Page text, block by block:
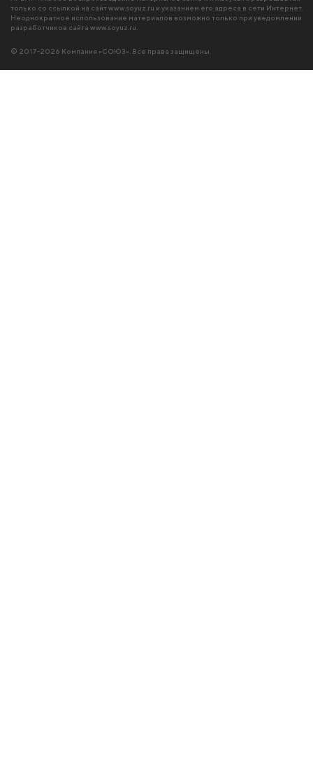
только со ссылкой на сайтwww.soyuz.ru и указанием его адреса в сети Интернет.
Неоднократное использование материалов возможно только при уведомлении
разработчиков сайта www.soyuz.ru.
© 2017-2026 Компания «СОЮЗ». Все права защищены.